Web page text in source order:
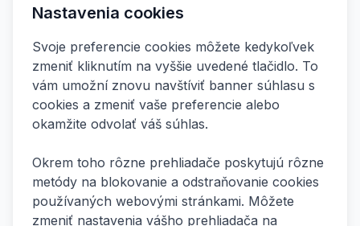
Nastavenia cookies
Svoje preferencie cookies môžete kedykoľvek
zmeniť kliknutím na vyššie uvedené tlačidlo. To
vám umožní znovu navštíviť banner súhlasu s
cookies a zmeniť vaše preferencie alebo
okamžite odvolať váš súhlas.
Okrem toho rôzne prehliadače poskytujú rôzne
metódy na blokovanie a odstraňovanie cookies
používaných webovými stránkami. Môžete
zmeniť nastavenia vášho prehliadača na